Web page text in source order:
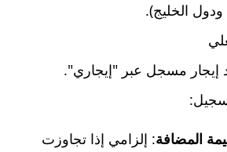
الخليج).
مسجل عبر "إيجاري".
المضافة: إلزامي إذا تجاوزت